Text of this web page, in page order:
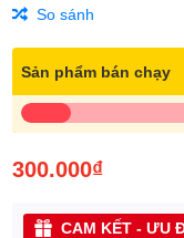
So sánh
Sản phẩm bán chạy
300.000₫
CAM KẾT - ƯU